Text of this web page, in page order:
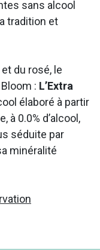
sans alcool
tradition et
du rosé, le
: L’Extra
élaboré à partir
à 0.0% d’alcool,
séduite par
minéralité